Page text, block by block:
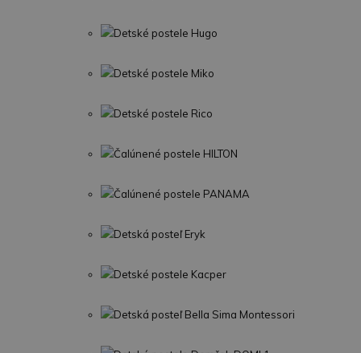
Detské postele Hugo
Detské postele Miko
Detské postele Rico
Čalúnené postele HILTON
Čalúnené postele PANAMA
Detská posteľ Eryk
Detské postele Kacper
Detská posteľ Bella Sima Montessori